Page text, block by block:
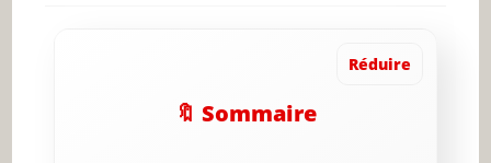
Réduire
🔖 Sommaire